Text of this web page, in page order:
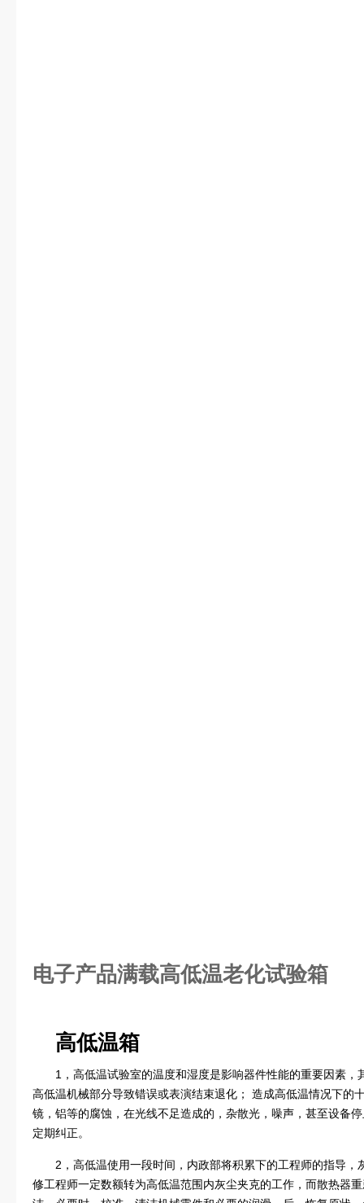
电子产品满载高低温老化试验箱
高低温箱
1，高低温试验室的温度和湿度是影响器件性能的重要因素
高低温机械部分导致错误或表演结束退化； 造成高低温情况下的
镜，铝等的腐蚀，在光线不足造成的，杂散光，噪声，甚至设备
定期纠正。
2，高低温使用一段时间，内政部将积累下的工程师的指导
修工程师一定数额转为高低温范围内灰尘夹克的工作，而散热器